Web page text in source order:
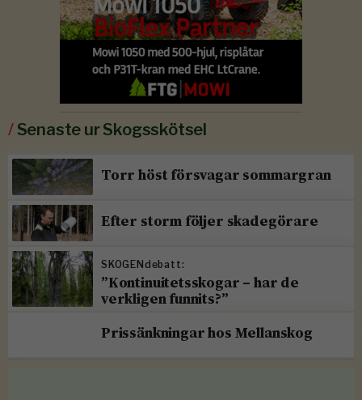
/Senaste ur Skogsskötsel
Torr höst försvagar sommargran
Efter storm följer skadegörare
SKOGENdebatt:
”Kontinuitetsskogar – har de
verkligen funnits?”
Prissänkningar hos Mellanskog